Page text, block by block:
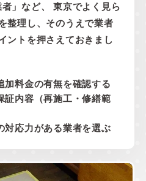
」など、 東京でよく見ら
整理し、そのうえで業者
ントを押さえておきまし
料金の有無を確認する
内容（再施工・修繕範
応力がある業者を選ぶ